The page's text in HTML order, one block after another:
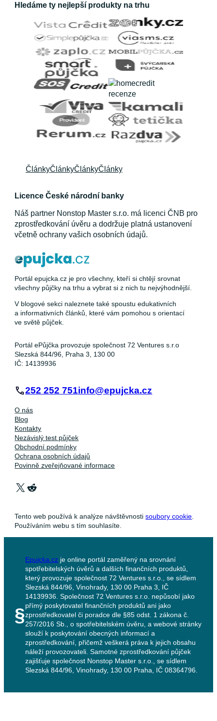
Hledáme ty nejlepší produkty na trhu
ČlánkyČlánkyČlánkyČlánky
Licence České národní banky
Náš partner Nonstop Master s.r.o. má licenci ČNB pro
zprostředkování úvěru a dodržuje platná ustanovení
včetně ochrany vašich osobních údajů.
Portál epujcka.cz je pro všechny, kteří si chtějí srovnat
všechny půjčky na trhu a vybrat si z nich tu nejvýhodnější.
V blogové sekci naleznete také spoustu edukativních
a informativních článků, které vám pomohou s orientací
ve světě půjček.
Portál ePůjčka provozuje společnost 72 Ventures s.r.o
Slezská 844/96, Praha 3, 130 00
IČ: 14139936
252 252 751info@epujcka.cz
O nás
Blog
Kontakty
Nezávislý test půjček
Obchodní podmínky
Ochrana osobních údajů
Povinně zveřejňované informace
X Reddit
Tento web používá k analýze návštěvnostisoubory cookie.
Používáním webu s tím souhlasíte.
§
Epujcka.cz je online portál zaměřený na srovnání
spotřebitelských úvěrů a dalších finančních produktů,
který provozuje společnost 72 Ventures s.r.o., se sídlem
Slezská 844/96, Vinohrady, 130 00 Praha 3, IČ
14139936. Společnost 72 Ventures s.r.o. nepůsobí jako
přímý poskytovatel finančních produktů ani jako
zprostředkovatel či poradce dle §85 odst. 1 zákona č.
257/2016 Sb., o spotřebitelském úvěru, a webové stránky
slouží k poskytování obecných informací a
zprostředkování, přičemž veškerá práva k jejich obsahu
náleží provozovateli. Samotné zprostředkování půjček
zajišťuje společnost Nonstop Master s.r.o., se sídlem
Slezská 844/96, Vinohrady, 130 00 Praha, IČ 08364796.